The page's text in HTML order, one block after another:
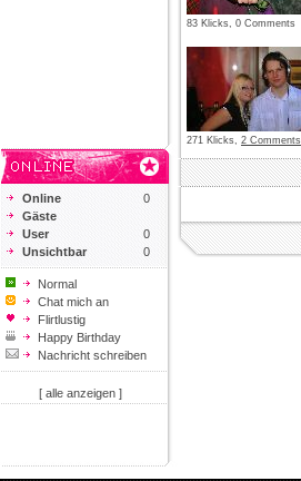
Online
0
Gäste
User
0
Unsichtbar
0
Normal
Chat mich an
Flirtlustig
Happy Birthday
Nachricht schreiben
[ alle anzeigen ]
83 Klicks, 0 Comments
271 Klicks, 2 Comments